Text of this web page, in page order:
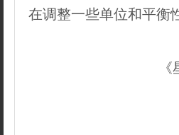
在调整一些单位和平衡